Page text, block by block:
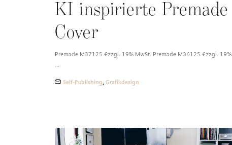
KI inspirierte Premade
Cover
Premade M37125 €zzgl. 19% MwSt. Premade M36125 €zzgl. 19%
…
Self-Publishing, Grafikdesign